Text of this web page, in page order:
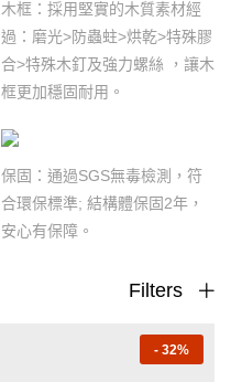
木框：採用堅實的木質素材經
過：磨光>防蟲蛀>烘乾>特殊膠
合>特殊木釘及強力螺絲 ，讓木
框更加穩固耐用。
保固：通過SGS無毒檢測，符
合環保標準; 結構體保固2年，
安心有保障。
Filters
- 32%